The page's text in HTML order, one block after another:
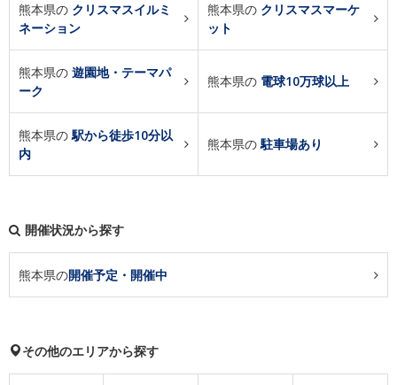
熊本県の クリスマスイルミ
ネーション
熊本県の クリスマスマーケ
ット
熊本県の 遊園地・テーマパ
ーク
熊本県の 電球10万球以上
熊本県の駅から徒歩10分以
内
熊本県の駐車場あり
開催状況から探す
熊本県の開催予定・開催中
その他のエリアから探す